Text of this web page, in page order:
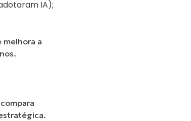
IA);
melhora a